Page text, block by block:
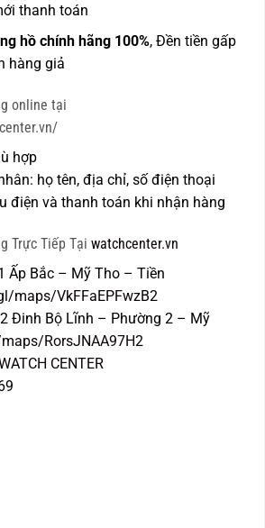
thanh toán
hồ chính hãng 100%, Đền tiền gấp
hàng giả
online tại
hợp
họ tên, địa chỉ, số điện thoại
điện và thanh toán khi nhận hàng
Trực Tiếp Tại watchcenter.vn
Ấp Bắc – Mỹ Tho – Tiền
maps/VkFFaEPFwzB2
Đinh Bộ Lĩnh – Phường 2 – Mỹ
RorsJNAA97H2
CENTER